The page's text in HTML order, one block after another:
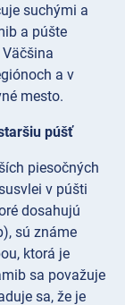
suchými a
a púšte
a v
mesto.
púšť
piesočných
v púšti
dosahujú
sú známe
ktorá je
sa považuje
sa, že je